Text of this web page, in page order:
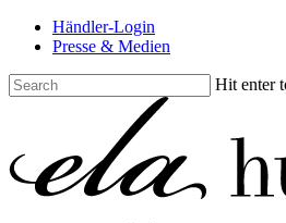
Skip
content
Händler-Login
Presse & Medien
Hit enter